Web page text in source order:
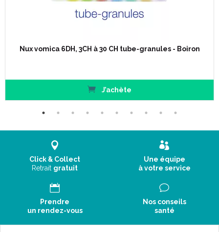
Bryonia est un médicament homéopathique habituellement
incontestable pour de nombreuses indications.
bronchite accompagnée de toux sèche.
plus particulièrement les arthrites aiguës et la polyarthrite
En gastro-entérologie : pour soulager une constipation
En gynécologie : pour traiter des troubles essentiellement
relatifs à un problème hormonal. Lorsque, hormis les quelques
jours avant les règles, la femme ressent des douleurs au niveau
Nux vomica 6DH, 3CH à 30 CH tube-granules - Boiron
J’achète
Click & Collect
Retrait gratuit
Une équipe
à votre service
Prendre
un rendez-vous
Nos conseils
santé